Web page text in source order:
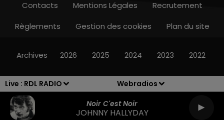
Live : RDL RADIO
Webradios
Noir C'est Noir
JOHNNY HALLYDAY
8h00 - 10h00
Contacts Mentions Légales
Recrutement
Règlements
Gestion des cookies Plan du site
Archives 2026 2025 2024 2023 2022